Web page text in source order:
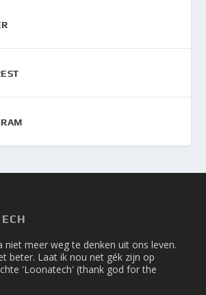
niet meer weg te denken uit ons leven.
beter. Laat ik nou net gék zijn op
'Loonatech' (thank god for the